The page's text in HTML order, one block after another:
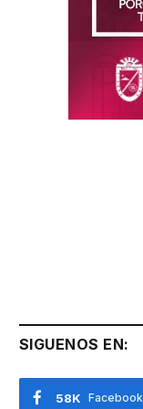
SIGUENOS EN:
Facebook
58K